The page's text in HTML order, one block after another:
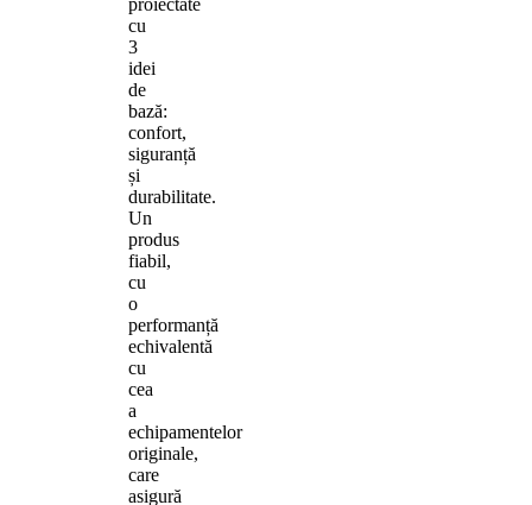
cu
3
idei
de
bază:
confort,
siguranță
și
durabilitate.
Un
produs
fiabil,
cu
o
performanță
echivalentă
cu
cea
a
echipamentelor
originale,
care
asigură